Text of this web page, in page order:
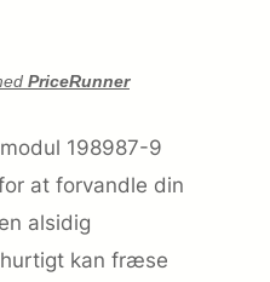
PriceRunner
198987-9
at forvandle din
alsidig
kan fræse